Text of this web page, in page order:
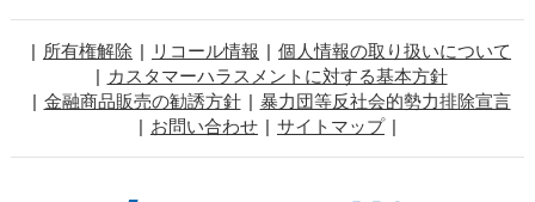
所有権解除 リコール情報
個人情報の取り扱いについて
カスタマーハラスメントに対する基本方針
金融商品販売の勧誘方針
暴力団等反社会的勢力排除宣言
お問い合わせ
サイトマップ